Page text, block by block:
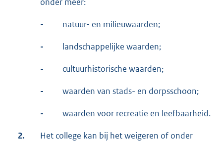
- natuur- en milieuwaarden;
- landschappelijke waarden;
- cultuurhistorische waarden;
- waarden van stads- en dorpsschoon;
- waarden voor recreatie en leefbaarheid.
2.
Het college kan bij het weigeren of onder